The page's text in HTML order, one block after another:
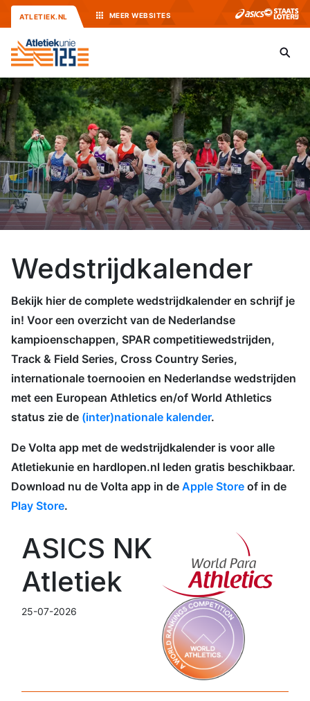
ATLETIEK.NL MEER WEBSITES
Wedstrijdkalender
Bekijk hier de complete wedstrijdkalender en schrijf je
in! Voor een overzicht van de Nederlandse
kampioenschappen, SPAR competitiewedstrijden,
Track & Field Series, Cross Country Series,
internationale toernooien en Nederlandse wedstrijden
met een European Athletics en/of World Athletics
status zie de (inter)nationale kalender.
De Volta app met de wedstrijdkalender is voor alle
Atletiekunie en hardlopen.nl leden gratis beschikbaar.
Download nu de Volta app in de Apple Store of in de
Play Store.
ASICS NK
Atletiek
25-07-2026